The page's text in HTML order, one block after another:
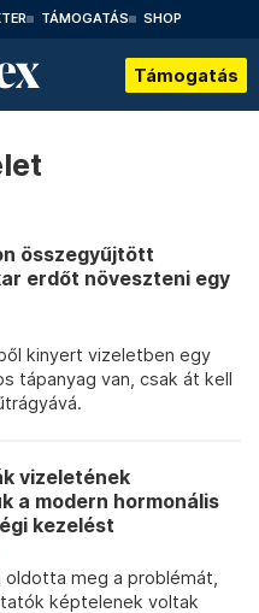
TÁMOGATÁS SHOP
Támogatás
összegyűjtött
erdőt növeszteni egy
kinyert vizeletben egy
tápanyag van, csak át kell
vizeletének
a modern hormonális
kezelést
oldotta meg a problémát,
képtelenek voltak